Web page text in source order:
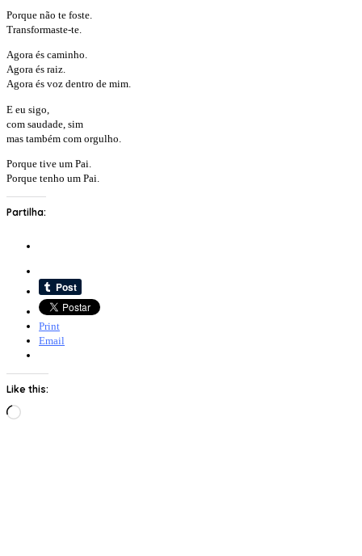
Porque não te foste.
Transformaste-te.
Agora és caminho.
Agora és raiz.
Agora és voz dentro de mim.
E eu sigo,
com saudade, sim
mas também com orgulho.
Porque tive um Pai.
Porque tenho um Pai.
Partilha:
Print
Email
Like this:
Loading…